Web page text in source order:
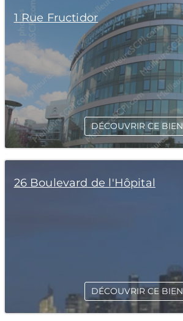
1 Rue Fructidor
DÉCOUVRIR CE BIEN
26 Boulevard de l'Hôpital
DÉCOUVRIR CE BIEN